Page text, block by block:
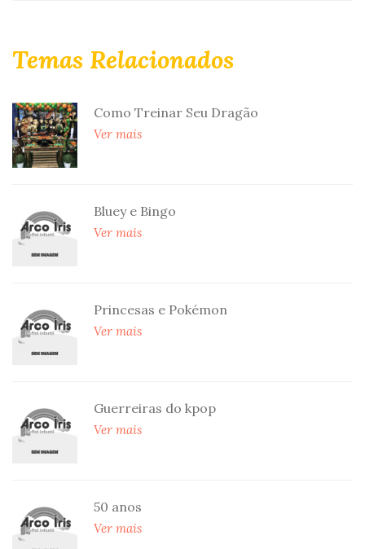
Temas Relacionados
Como Treinar Seu Dragão
Ver mais
Bluey e Bingo
Ver mais
Princesas e Pokémon
Ver mais
Guerreiras do kpop
Ver mais
50 anos
Ver mais